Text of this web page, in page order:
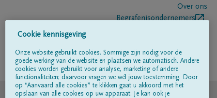
Over ons
Begrafenisondernemers
Volg ons op
© DELA
Cookie kennisgeving
Onze website gebruikt cookies. Sommige zijn nodig voor de
goede werking van de website en plaatsen we automatisch. Andere
cookies worden gebruikt voor analyse, marketing of andere
functionaliteiten; daarvoor vragen we wél jouw toestemming. Door
op “Aanvaard alle cookies” te klikken gaat u akkoord met het
opslaan van alle cookies op uw apparaat. Je kan ook je